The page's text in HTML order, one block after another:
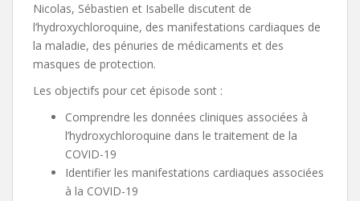
Nicolas, Sébastien et Isabelle discutent de
l’hydroxychloroquine, des manifestations cardiaques de
la maladie, des pénuries de médicaments et des
masques de protection.
Les objectifs pour cet épisode sont :
Comprendre les données cliniques associées à
l’hydroxychloroquine dans le traitement de la
COVID-19
Identifier les manifestations cardiaques associées
à la COVID-19